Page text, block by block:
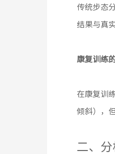
传统步态
结果与真
康复训练
在康复训
倾斜），
二、